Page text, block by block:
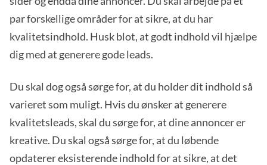
par forskellige områder for at sikre, at du har
kvalitetsindhold. Husk blot, at godt indhold vil hjælpe
dig med at generere gode leads.
Du skal dog også sørge for, at du holder dit indhold så
varieret som muligt. Hvis du ønsker at generere
kvalitetsleads, skal du sørge for, at dine annoncer er
kreative. Du skal også sørge for, at du løbende
opdaterer eksisterende indhold for at sikre, at det